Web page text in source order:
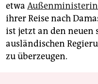
etwa
ihrer Reise nach
ist jetzt an den neuen
ausländischen
zu überzeugen.